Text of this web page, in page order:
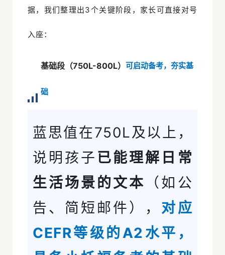
据，我们整理出3个关键阶段，家长可直接对号
入座：
基础段（750L-800L） 可启动备考，夯实基
础
蓝思值在750L及以上，
说明孩子 已能理解日常
生活场景的文本 （如公
告、简短邮件）， 对应
CEFR等级的A2水平，